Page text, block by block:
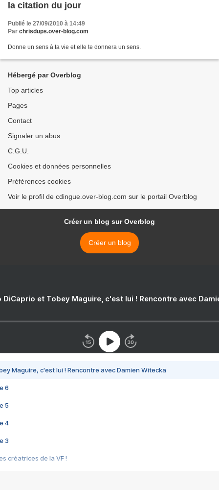
la citation du jour
Publié le 27/09/2010 à 14:49
Par chrisdups.over-blog.com
Donne un sens à ta vie et elle te donnera un sens.
Hébergé par Overblog
Top articles
Pages
Contact
Signaler un abus
C.G.U.
Cookies et données personnelles
Préférences cookies
Voir le profil de cdingue.over-blog.com sur le portail Overblog
Créer un blog sur Overblog
Créer un blog
DiCaprio et Tobey Maguire, c'est lui ! Rencontre avec
Maguire, c'est lui ! Rencontre avec Damien Witecka
6
5
4
3
créatrices de la VF !